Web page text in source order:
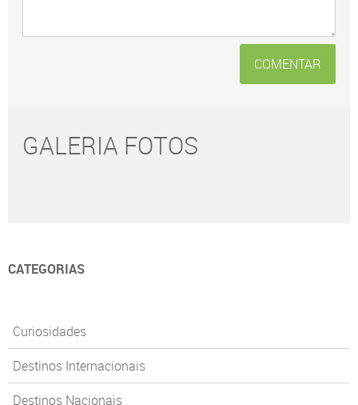
COMENTAR
GALERIA FOTOS
CATEGORIAS
Curiosidades
Destinos Internacionais
Destinos Nacionais